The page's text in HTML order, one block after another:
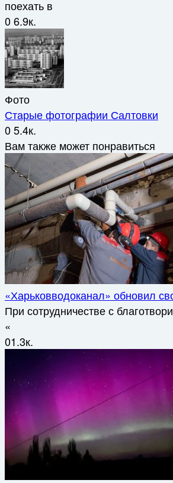
поехать в
06.9к.
Фото
Старые фотографии Салтовки
05.4к.
Вам также может понравиться
«Харьковводоканал» обновил
При сотрудничестве с
«
01.3к.